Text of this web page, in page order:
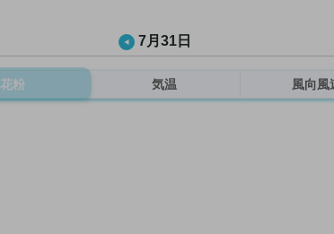
7月31日
花粉 気温 風向風